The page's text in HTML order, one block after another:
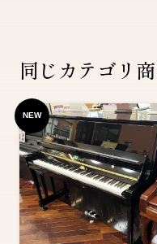
同じカテゴリ
NEW